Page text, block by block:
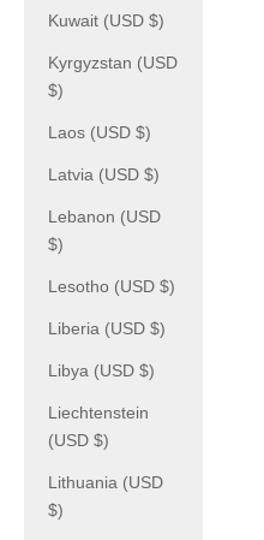
Kuwait (USD $)
Kyrgyzstan (USD
$)
Laos (USD $)
Latvia (USD $)
Lebanon (USD
$)
Lesotho (USD $)
Liberia (USD $)
Libya (USD $)
Liechtenstein
(USD $)
Lithuania (USD
$)